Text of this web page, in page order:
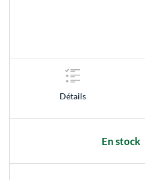
Détails
En stock